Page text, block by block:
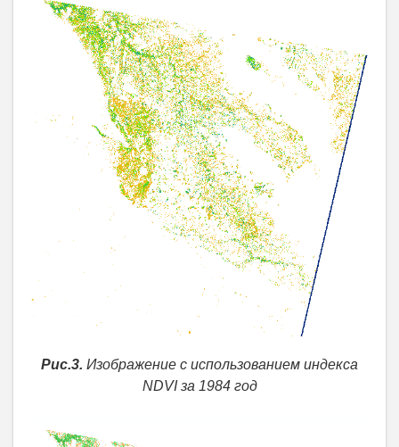
Рис.3. Изображение с использованием индекса
NDVI за 1984 год